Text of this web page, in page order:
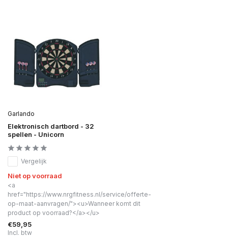
Garlando
Elektronisch dartbord - 32
spellen - Unicorn
Vergelijk
Niet op voorraad
<a
href="https://www.nrgfitness.nl/service/offerte-
op-maat-aanvragen/"><u>Wanneer komt dit
product op voorraad?</a></u>
€59,95
Incl. btw